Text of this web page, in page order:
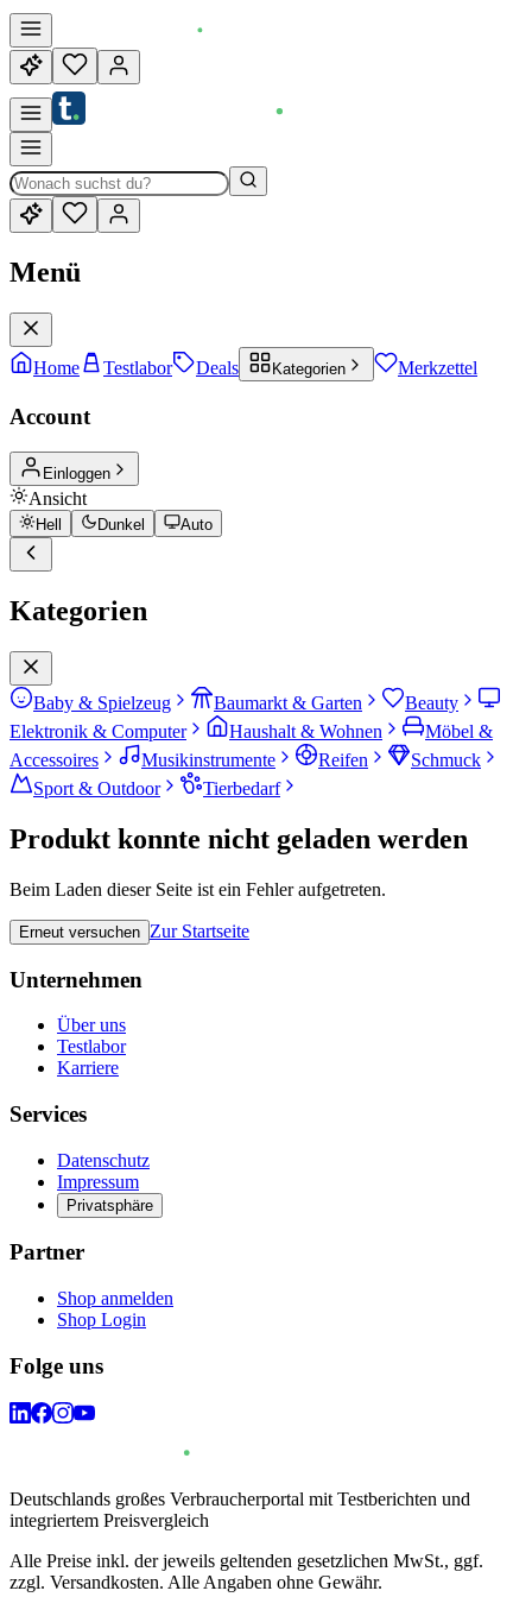
Menü
Home Testlabor Deals Kategorien Merkzettel
Account
Einloggen
Ansicht
Hell Dunkel Auto
Kategorien
Baby & Spielzeug Baumarkt & Garten
Beauty
Elektronik & Computer
Haushalt & Wohnen
Möbel &
Accessoires
Musikinstrumente Reifen
Schmuck
Sport & Outdoor
Tierbedarf
Produkt konnte nicht geladen werden
Beim Laden dieser Seite ist ein Fehler aufgetreten.
Erneut versuchen Zur Startseite
Unternehmen
Über uns
Testlabor
Karriere
Services
Datenschutz
Impressum
Privatsphäre
Partner
Shop anmelden
Shop Login
Folge uns
Deutschlands großes Verbraucherportal mit Testberichten und
integriertem Preisvergleich
Alle Preise inkl. der jeweils geltenden gesetzlichen MwSt., ggf.
zzgl. Versandkosten. Alle Angaben ohne Gewähr.